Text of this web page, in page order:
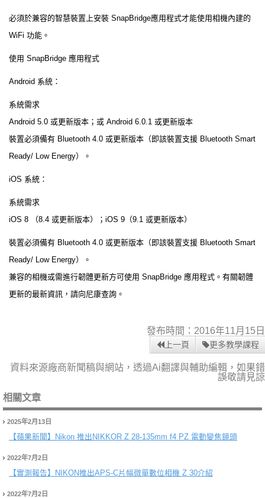
必須於兼容的智慧裝置上安裝 SnapBridge應用程式才能使用相機內建的
WiFi 功能。
使用 SnapBridge 應用程式
Android 系統：
系統需求
Android 5.0 或更新版本；或 Android 6.0.1 或更新版本
裝置必須備有 Bluetooth 4.0 或更新版本（即該裝置支援 Bluetooth Smart
Ready/ Low Energy）。
iOS 系統：
系統需求
iOS 8 （8.4 或更新版本）；iOS 9（9.1 或更新版本）
裝置必須備有 Bluetooth 4.0 或更新版本（即該裝置支援 Bluetooth Smart
Ready/ Low Energy）。
兼容的相機或需進行韌體更新方可使用 SnapBridge 應用程式。有關韌體
更新的最新資訊，請向尼康查詢。
發布時間：2016年11月15日
上一頁 更多教學課程
資料來源廠商新聞稿與網站，透過Ai翻譯與輔助編輯，如果錯
誤敬請見諒
相關文章
2025年2月13日
【蘋果新聞】 Nikon 推出NIKKOR Z 28-135mm f4 PZ 電動變焦鏡頭
2022年7月2日
【實測報告】 NIKON推出APS-C片幅微單數位相機 Z 30介紹
2022年7月2日